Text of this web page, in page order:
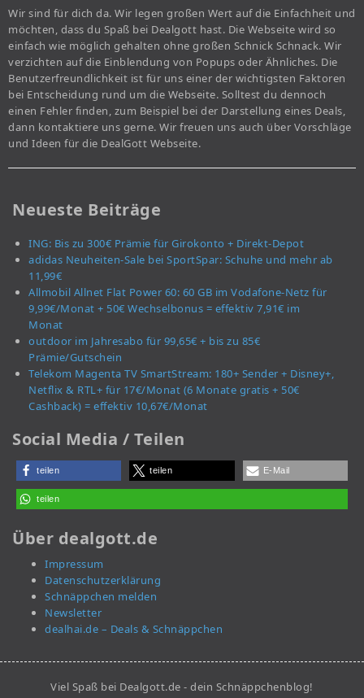
Wir sind für dich da. Wir legen großen Wert auf die Einfachheit und
möchten, dass du Spaß bei Dealgott hast. Die Webseite wird so
einfach wie möglich gehalten ohne großen Schnick Schnack. Wir
verzichten auf die Einblendung von Popups oder Ähnliches. Die
Benutzerfreundlichkeit ist für uns einer der wichtigsten Faktoren
bei Entscheidung rund um die Webseite. Solltest du dennoch
einen Fehler finden, zum Beispiel bei der Darstellung eines Deals,
dann kontaktiere uns gerne. Wir freuen uns auch über Vorschläge
und Ideen für die DealGott Webseite.
Neueste Beiträge
ING: Bis zu 300€ Prämie für Girokonto + Direkt-Depot
adidas Neuheiten-Sale bei SportSpar: Schuhe und mehr ab
11,99€
Allmobil Allnet Flat Power 60: 60 GB im Vodafone-Netz für
9,99€/Monat + 50€ Wechselbonus = effektiv 7,91€ im
Monat
outdoor im Jahresabo für 99,65€ + bis zu 85€
Prämie/Gutschein
Telekom Magenta TV SmartStream: 180+ Sender + Disney+,
Netflix & RTL+ für 17€/Monat (6 Monate gratis + 50€
Cashback) = effektiv 10,67€/Monat
Social Media / Teilen
teilen teilen E-Mail
teilen
Über dealgott.de
Impressum
Datenschutzerklärung
Schnäppchen melden
Newsletter
dealhai.de – Deals & Schnäppchen
Viel Spaß bei Dealgott.de - dein Schnäppchenblog!